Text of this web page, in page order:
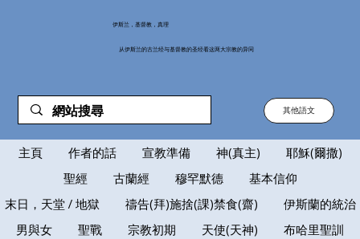
伊斯兰，基督教，真理
从伊斯兰的古兰经与基督教的圣经看这两大宗教的异同
其他語文
主頁 作者的話 宣教準備 神(真主)
耶穌(爾撒)
聖經
古蘭經 穆罕默德
基本信仰
末日，天堂 / 地獄
禱告(拜)施捨(課)禁食(齋)
伊斯蘭的統治
男與女
聖戰 宗教初期 天使(天神)
布哈里聖訓